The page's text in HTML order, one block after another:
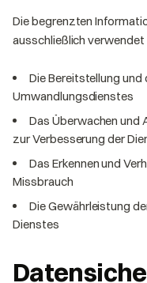
Die begrenzten
ausschließlich verwendet
Die Bereitstellung und
Umwandlungsdienstes
Das Überwachen und
zur Verbesserung der
Das Erkennen und
Missbrauch
Die Gewährleistung
Dienstes